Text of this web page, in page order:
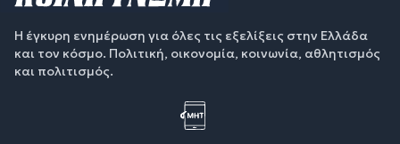
Η έγκυρη ενημέρωση για όλες τις εξελίξεις στην Ελλάδα
και τον κόσμο. Πολιτική, οικονομία, κοινωνία, αθλητισμός
και πολιτισμός.